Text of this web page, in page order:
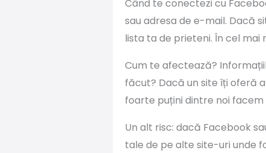
Când te conectezi cu
sau adresa de e-mail. Dacă
lista ta de prieteni. În cel
Cum te afectează?
făcut? Dacă un site îți oferă
foarte puțini dintre noi
Un alt risc: dacă Facebook
tale de pe alte site-uri unde